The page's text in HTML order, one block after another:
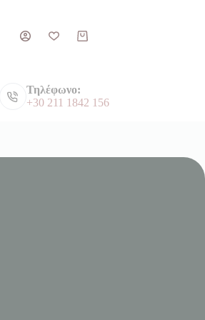
Καλάθι
Τηλέφωνο:
+30 211 1842 156